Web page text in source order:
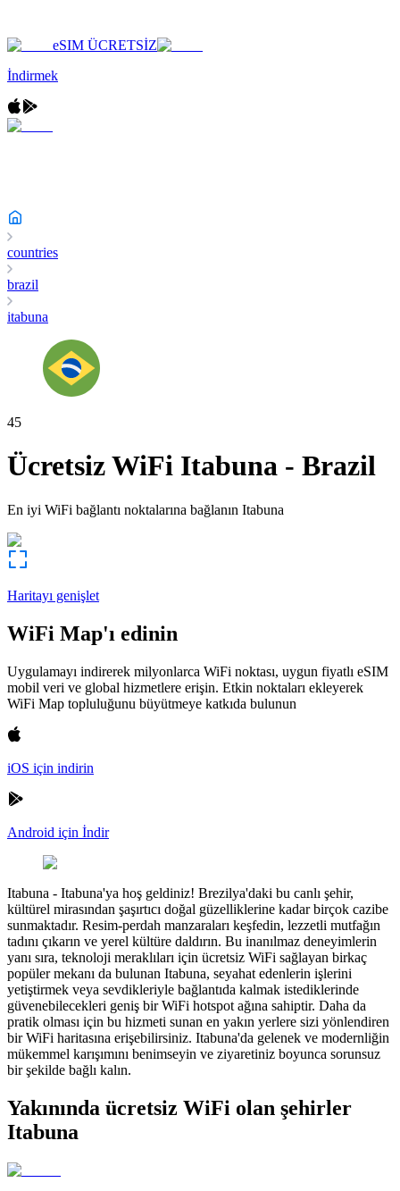
eSIM ÜCRETSİZ
İndirmek
countries
brazil
itabuna
45
Ücretsiz WiFi Itabuna - Brazil
En iyi WiFi bağlantı noktalarına bağlanın Itabuna
Haritayı genişlet
WiFi Map'ı edinin
Uygulamayı indirerek milyonlarca WiFi noktası, uygun fiyatlı eSIM
mobil veri ve global hizmetlere erişin. Etkin noktaları ekleyerek
WiFi Map topluluğunu büyütmeye katkıda bulunun
iOS için indirin
Android için İndir
Itabuna - Itabuna'ya hoş geldiniz! Brezilya'daki bu canlı şehir,
kültürel mirasından şaşırtıcı doğal güzelliklerine kadar birçok cazibe
sunmaktadır. Resim-perdah manzaraları keşfedin, lezzetli mutfağın
tadını çıkarın ve yerel kültüre daldırın. Bu inanılmaz deneyimlerin
yanı sıra, teknoloji meraklıları için ücretsiz WiFi sağlayan birkaç
popüler mekanı da bulunan Itabuna, seyahat edenlerin işlerini
yetiştirmek veya sevdikleriyle bağlantıda kalmak istediklerinde
güvenebilecekleri geniş bir WiFi hotspot ağına sahiptir. Daha da
pratik olması için bu hizmeti sunan en yakın yerlere sizi yönlendiren
bir WiFi haritasına erişebilirsiniz. Itabuna'da gelenek ve modernliğin
mükemmel karışımını benimseyin ve ziyaretiniz boyunca sorunsuz
bir şekilde bağlı kalın.
Yakınında ücretsiz WiFi olan şehirler
Itabuna